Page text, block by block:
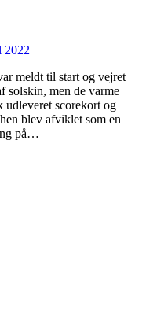
2022
meldt til start og vejret
solskin, men de varme
udleveret scorekort og
blev afviklet som en
på…